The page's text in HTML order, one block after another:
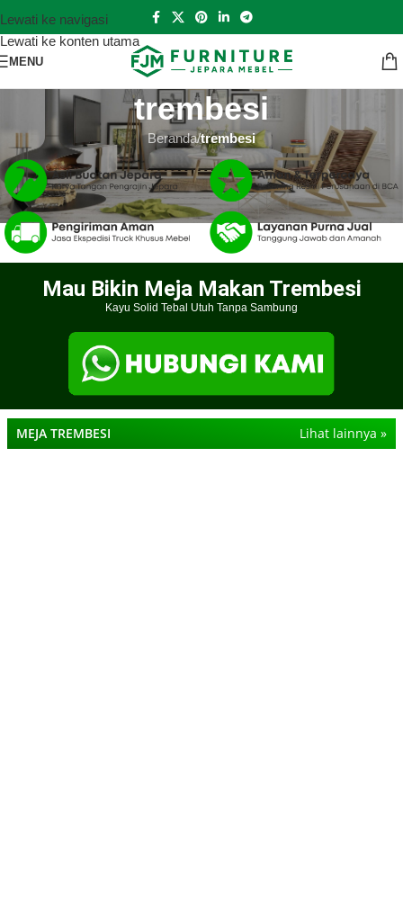
Lewati ke navigasi
Lewati ke konten utama
MENU
trembesi
Beranda/trembesi
Mau Bikin Meja Makan Trembesi
Kayu Solid Tebal Utuh Tanpa Sambung
MEJA TREMBESI Lihat lainnya »